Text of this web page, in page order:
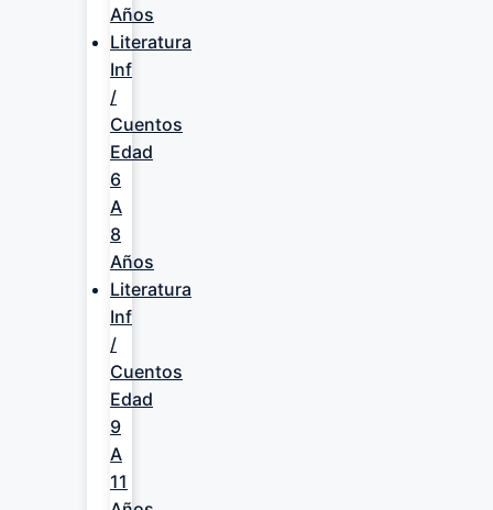
Años
Literatura
Inf
/
Cuentos
Edad
6
A
8
Años
Literatura
Inf
/
Cuentos
Edad
9
A
11